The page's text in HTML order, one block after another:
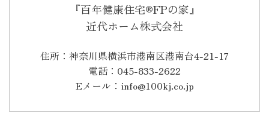
『百年健康住宅®FPの家』
近代ホーム株式会社
住所：神奈川県横浜市港南区港南台4-21-17
電話：045-833-2622
Eメール：info@100kj.co.jp